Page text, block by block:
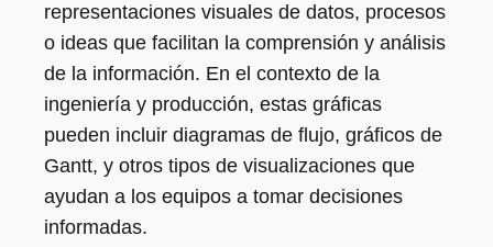
representaciones visuales de datos, procesos
o ideas que facilitan la comprensión y análisis
de la información. En el contexto de la
ingeniería y producción, estas gráficas
pueden incluir diagramas de flujo, gráficos de
Gantt, y otros tipos de visualizaciones que
ayudan a los equipos a tomar decisiones
informadas.